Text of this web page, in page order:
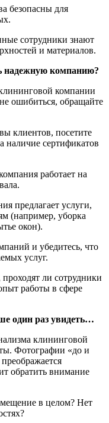
безопасны для
сотрудники знают
и материалов.
надежную компанию?
компании
ошибиться, обращайте
клиентов, посетите
наличие сертификатов
работает на
предлагает услуги,
(например, уборка
окон).
и убедитесь, что
услуг.
проходят ли сотрудники
работы в сфере
один раз увидеть…
клининговой
Фотографии «до и
обратить внимание
в целом? Нет